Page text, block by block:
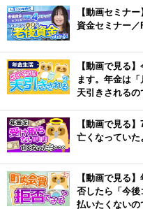
【動画セミナ
資金セミナー／
【動画で見る
ます。年金は
天引きされるの
【動画で見る
亡くなってい
【動画で見る
否したら「今後
払いたくないの